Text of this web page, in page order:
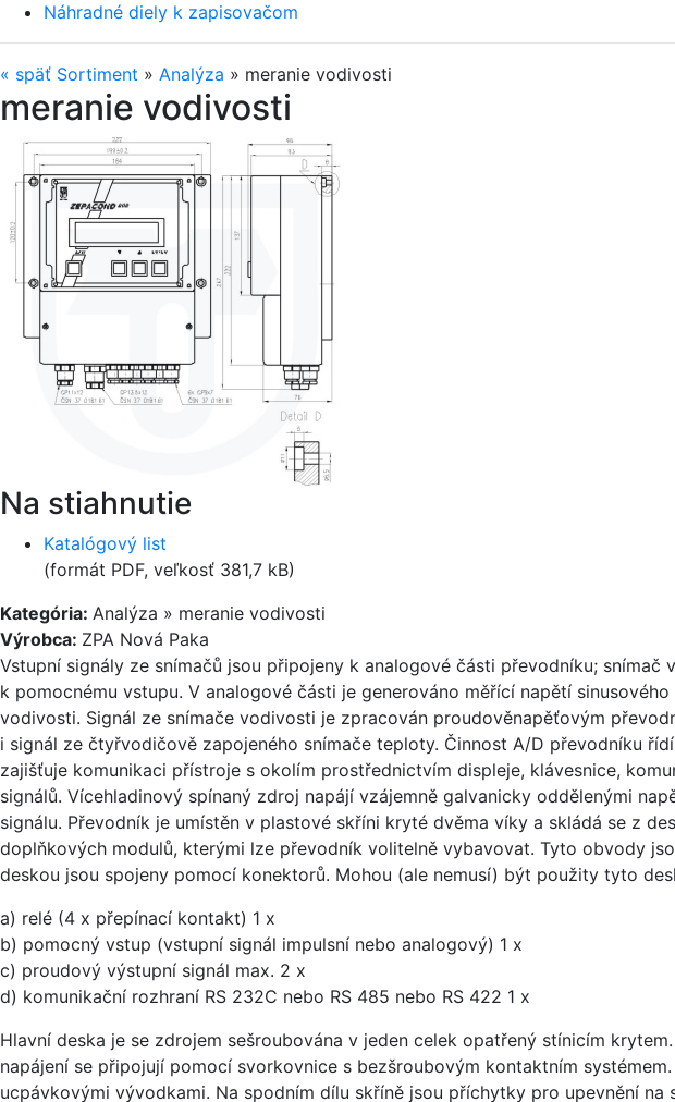
Náhradné diely k zapisovačom
« späť Sortiment » Analýza » meranie vodivosti
meranie vodivosti
Na stiahnutie
Katalógový list
(formát PDF, veľkosť 381,7 kB)
Kategória: Analýza » meranie vodivosti
Výrobca: ZPA Nová Paka
Vstupní signály ze snímačů jsou připojeny k analogové části převodníku;
k pomocnému vstupu. V analogové části je generováno měřící napětí
vodivosti. Signál ze snímače vodivosti je zpracován proudověnapěťovým
i signál ze čtyřvodičově zapojeného snímače teploty. Činnost A/D převodníku
zajišťuje komunikaci přístroje s okolím prostřednictvím displeje, klávesnice,
signálů. Vícehladinový spínaný zdroj napájí vzájemně galvanicky oddělenými
signálu. Převodník je umístěn v plastové skříni kryté dvěma víky a skládá se z
doplňkových modulů, kterými lze převodník volitelně vybavovat. Tyto obvody
deskou jsou spojeny pomocí konektorů. Mohou (ale nemusí) být použity tyto
a) relé (4 x přepínací kontakt) 1 x
b) pomocný vstup (vstupní signál impulsní nebo analogový) 1 x
c) proudový výstupní signál max. 2 x
d) komunikační rozhraní RS 232C nebo RS 485 nebo RS 422 1 x
Hlavní deska je se zdrojem sešroubována v jeden celek opatřený stínicím
napájení se připojují pomocí svorkovnice s bezšroubovým kontaktním
ucpávkovými vývodkami. Na spodním dílu skříně jsou příchytky pro upevnění na